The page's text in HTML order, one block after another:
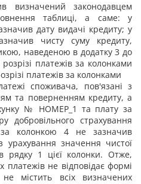
визначений законодавцем
таблиці, а саме: у
дату видачі кредиту; у
чисту суму кредиту,
наведеною в додатку 3 до
платежів за колонками
платежів за колонками
споживача, пов'язані з
та поверненням кредиту, а
№ НОМЕР_1 та плату за
добровільного страхування
колонкою 4 не зазначив
урахування значення чистої
рядку 1 цієї колонки. Отже,
платежів не відповідає формі
містить всіх визначених